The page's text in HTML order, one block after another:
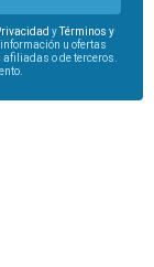
yTérminos y
u ofertas
o de terceros.